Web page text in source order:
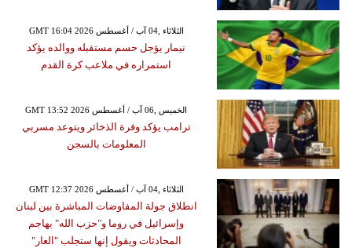
GMT 16:04 2026 الثلاثاء ,04 آب / أغسطس
نيمار يؤجل حسم مستقبله ووالده يؤكد
استمراره في ملاعب كرة القدم
GMT 13:52 2026 الخميس ,06 آب / أغسطس
ترامب يؤكد وفرة الذخائر ويتوعد مسربي
المعلومات بالسجن
GMT 12:37 2026 الثلاثاء ,04 آب / أغسطس
انطلاق جولة المفاوضات المباشرة بين لبنان
وإسرائيل في روما و"حزب الله" يهاجم
المحادثات ويقول إنها ستجلب "العار"